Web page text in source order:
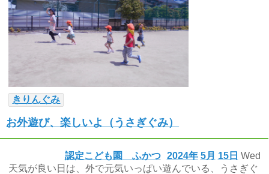
きりんぐみ
お外遊び、楽しいよ（うさぎぐみ）
2024年 5月 15日 Wed
認定こども園 ふかつ
天気が良い日は、外で元気いっぱい遊んでいる、うさぎぐ